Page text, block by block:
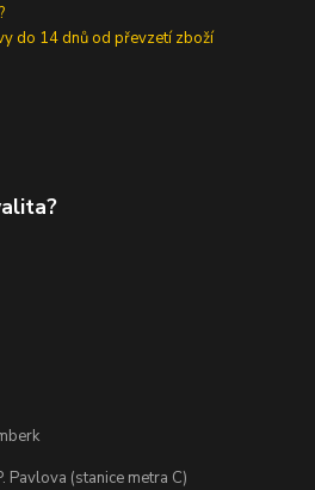
do 14 dnů od převzetí zboží
Pavlova (stanice metra C)